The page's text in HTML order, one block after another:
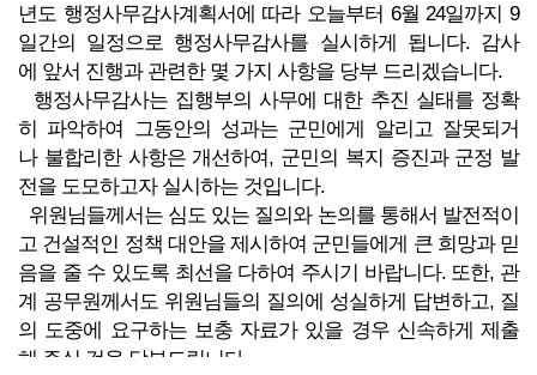
년도 행정사무감사계획서에 따라 오늘부터 6월 24일까지 9
일간의 일정으로 행정사무감사를 실시하게 됩니다. 감사
에 앞서 진행과 관련한 몇 가지 사항을 당부 드리겠습니다.
행정사무감사는 집행부의 사무에 대한 추진 실태를 정확
히 파악하여 그동안의 성과는 군민에게 알리고 잘못되거
나 불합리한 사항은 개선하여, 군민의 복지 증진과 군정 발
전을 도모하고자 실시하는 것입니다.
위원님들께서는 심도 있는 질의와 논의를 통해서 발전적이
고 건설적인 정책 대안을 제시하여 군민들에게 큰 희망과 믿
음을 줄 수 있도록 최선을 다하여 주시기 바랍니다. 또한, 관
계 공무원께서도 위원님들의 질의에 성실하게 답변하고, 질
의 도중에 요구하는 보충 자료가 있을 경우 신속하게 제출
해 주실 것을 당부드립니다.